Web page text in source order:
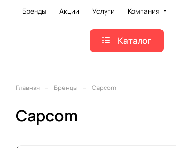
Бренды Акции Услуги Компания
Каталог
Главная Бренды Capcom
Capcom